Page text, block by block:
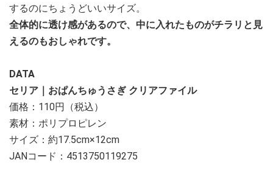
するのにちょうどいいサイズ。
全体的に透け感があるので、中に入れたものがチラリと見
えるのもおしゃれです。
DATA
セリア｜おぱんちゅうさぎ クリアファイル
価格：110円（税込）
素材：ポリプロピレン
サイズ：約17.5cm×12cm
JANコード：4513750119275